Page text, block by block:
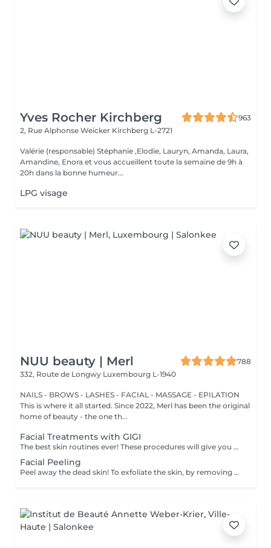
Yves Rocher Kirchberg
963
2, Rue Alphonse Weicker Kirchberg L-2721
Valérie (responsable) Stéphanie ,Elodie, Lauryn, Amanda, Laura,
Amandine, Enora et vous accueillent toute la semaine de 9h à
20h dans la bonne humeur...
LPG visage
NUU beauty | Merl
788
332, Route de Longwy Luxembourg L-1940
NAILS - BROWS - LASHES - FACIAL - MASSAGE - EPILATION
This is where it all started. Since 2022, Merl has been the original
home of beauty - the one th...
Facial Treatments with GIGI
The best skin routines ever! These procedures will give you an immediate visible result such as shiny, smooth, soft and hydrate skin. Carboxy CO2 - involves applying a small amount of carbon dioxide gas underneath the skin. It can be used to treat stretch marks, dark circles under the eyes. Bioplazma - improves the general condition of the skin, removes inflammation and peeling, reduces the depth and number of folds, and narrow pores. New age - regenerates and rejuvenates, reduces dryness, to improve the texture, and will give elasticity and firmness of the skin around the eyes. Skin detox - removing as many of the impurities, toxins, pollutants, and dead skin cells clogging your pores as possible to cleanse, treat, brighten, hydrate, and soothe your skin. Flesh beauty - includes moisturising mask, cream and face massage. Gives shiny and smooth skin as the result. Hydratation aqua power - is the first rescue for hypersensitive and dehydrated skin. Aimed at strengthening the hydrolipidic barrier of the skin. Includes face massage and alginate mask at the end to consolidate the result. Gives an immediate visible result such as smooth and shiny and tightened skin. Recovery Procedure for anti-stress therapy to soothe, strengthen, and accelerate skin recovery. The procedure prevents redness and sensitivity, significantly reduces the skin's inflammatory response, and lowers the risk of scarring. It also enhances the effectiveness of fractional and aggressive treatments over a long period. Age restrictions: recommended to do from 20 years. Post procedure recommendations: there are no post recommendations after these procedures. Frequency: once in 1 week, 4-8 times.
Facial Peeling
Peel away the dead skin! To exfoliate the skin, by removing dead skin cells and minimising the appearance of open pores. *We have a big amount of peeling to choose from. If you are not sure which one you are looking for - you can book any of them and decide with the beautician in the beauty space which one suits your skin. How is peeling done: - skin is cleaned with special cleanser - peeling solution is applied and leaved on skin for 15 minutes - peeling solution is removed - face cream is applied Age restrictions: recommended to do from 18 years. Post procedure recommendations: do not visit sauna, do not sunbathe for 24 hours after the procedure. Frequency: once in 7-21 days depending on peeling solution, 5 times.